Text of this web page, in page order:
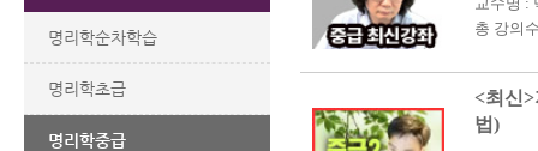
명리학순차학습
명리학초급
명리학중급
총 강의
<최신
법)